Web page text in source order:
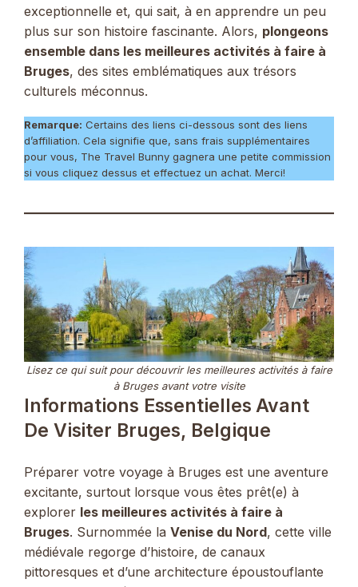
exceptionnelle et, qui sait, à en apprendre un peu
plus sur son histoire fascinante. Alors, plongeons
ensemble dans les meilleures activités à faire à
Bruges, des sites emblématiques aux trésors
culturels méconnus.
Remarque: Certains des liens ci-dessous sont des liens
d’affiliation. Cela signifie que, sans frais supplémentaires
pour vous, The Travel Bunny gagnera une petite commission
si vous cliquez dessus et effectuez un achat. Merci!
Lisez ce qui suit pour découvrir les meilleures activités à faire
à Bruges avant votre visite
Informations Essentielles Avant
De Visiter Bruges, Belgique
Préparer votre voyage à Bruges est une aventure
excitante, surtout lorsque vous êtes prêt(e) à
explorer les meilleures activités à faire à
Bruges. Surnommée la Venise du Nord, cette ville
médiévale regorge d’histoire, de canaux
pittoresques et d’une architecture époustouflante